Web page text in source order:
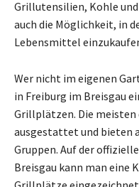
Grillutensilien, Kohle
auch die Möglichkeit, in
Lebensmittel
Wer nicht im eigenen
in Freiburg im Breisgau
Grillplätzen. Die meisten
ausgestattet und bieten
Gruppen. Auf der
Breisgau kann man eine